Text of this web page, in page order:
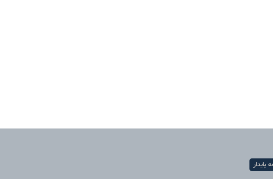
پایدار